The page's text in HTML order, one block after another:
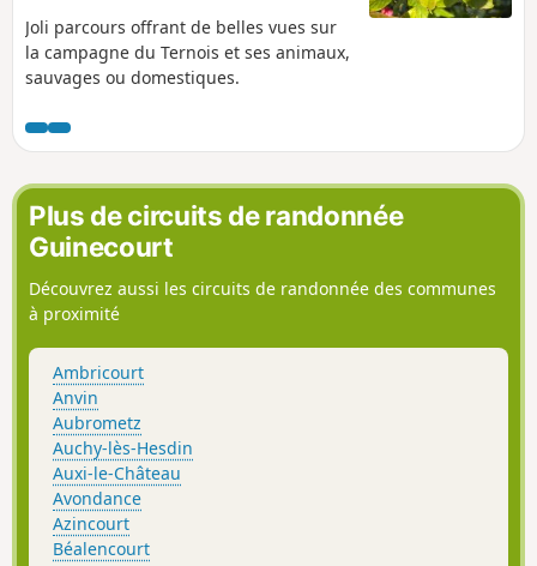
Joli parcours offrant de belles vues sur
la campagne du Ternois et ses animaux,
sauvages ou domestiques.
Plus de circuits de randonnée
Guinecourt
Découvrez aussi les circuits de randonnée des communes
à proximité
Ambricourt
Anvin
Aubrometz
Auchy-lès-Hesdin
Auxi-le-Château
Avondance
Azincourt
Béalencourt